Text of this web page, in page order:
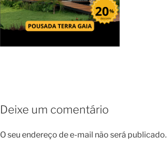
Deixe um comentário
O seu endereço de e-mail não será publicado.